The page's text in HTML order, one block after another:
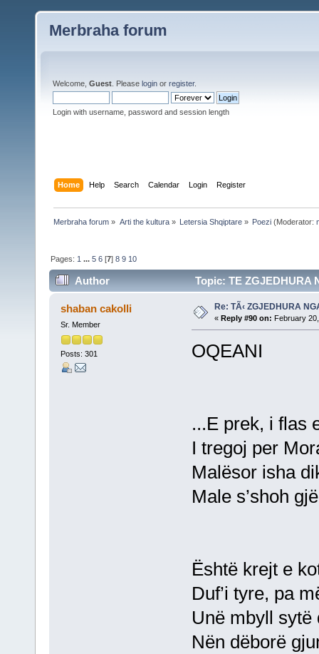
Merbraha forum
Welcome, Guest . Please login or register.
Login with username, password and session length
Home Help Search Calendar Login Register
Merbraha forum » Arti the kultura» Letersia Shqiptare» Poezi (Moderator:
Pages: 1 ...5 6 [7]8 9 10
Author Topic: TE ZGJEDHURA
shaban cakolli
Sr. Member
Posts: 301
Re: TÃ‹ ZGJEDHURA
« Reply #90 on: February
OQEANI
...E prek, i flas
I tregoj per
Malësor isha
Male s’shoh
Është krejt e
Duf’i tyre, pa
Unë mbyll sytë
Nën dëborë